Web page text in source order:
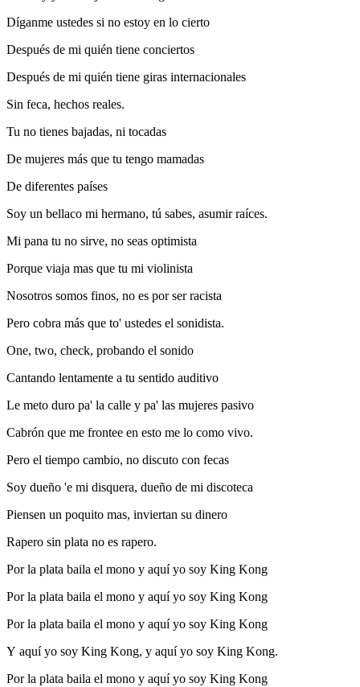
Díganme ustedes si no estoy en lo cierto
Después de mi quién tiene conciertos
Después de mi quién tiene giras internacionales
Sin feca, hechos reales.
Tu no tienes bajadas, ni tocadas
De mujeres más que tu tengo mamadas
De diferentes países
Soy un bellaco mi hermano, tú sabes, asumir raíces.
Mi pana tu no sirve, no seas optimista
Porque viaja mas que tu mi violinista
Nosotros somos finos, no es por ser racista
Pero cobra más que to' ustedes el sonidista.
One, two, check, probando el sonido
Cantando lentamente a tu sentido auditivo
Le meto duro pa' la calle y pa' las mujeres pasivo
Cabrón que me frontee en esto me lo como vivo.
Pero el tiempo cambio, no discuto con fecas
Soy dueño 'e mi disquera, dueño de mi discoteca
Piensen un poquito mas, inviertan su dinero
Rapero sin plata no es rapero.
Por la plata baila el mono y aquí yo soy King Kong
Por la plata baila el mono y aquí yo soy King Kong
Por la plata baila el mono y aquí yo soy King Kong
Y aquí yo soy King Kong, y aquí yo soy King Kong.
Por la plata baila el mono y aquí yo soy King Kong